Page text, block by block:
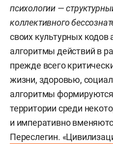
психологии —
коллективного
своих культурных кодов
алгоритмы действий в
прежде всего
жизни, здоровью,
алгоритмы
территории среди
и императивно
Переслегин.